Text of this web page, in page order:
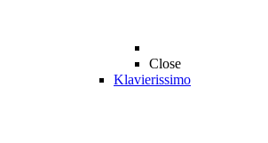
Close
Klavierissimo